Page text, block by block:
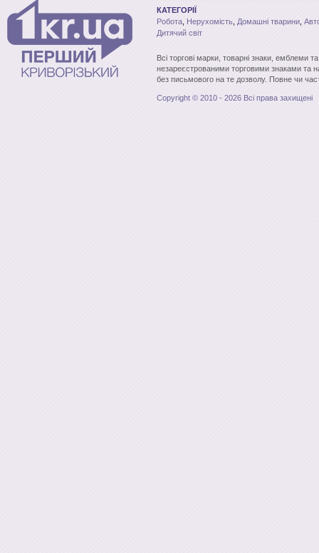
КАТЕГОРІЇ
Робота Нерухомість Домашні тварини
Дитячий світ
Всі торгові марки, товарні знаки, емблеми
незареєстрованими торговими знаками та
без письмового на те дозволу. Повне чи
Copyright © 2010 - 2026 Всі права захищені